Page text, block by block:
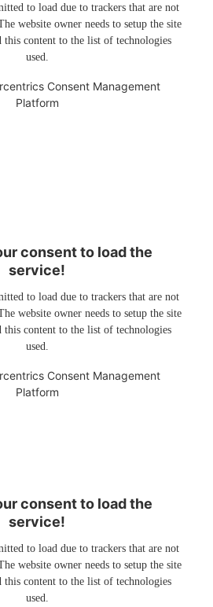
to load due to trackers that are not
website owner needs to setup the site
content to the list of technologies
used.
Consent Management
Platform
consent to load the
service!
to load due to trackers that are not
website owner needs to setup the site
content to the list of technologies
used.
Consent Management
Platform
consent to load the
service!
to load due to trackers that are not
website owner needs to setup the site
content to the list of technologies
used.